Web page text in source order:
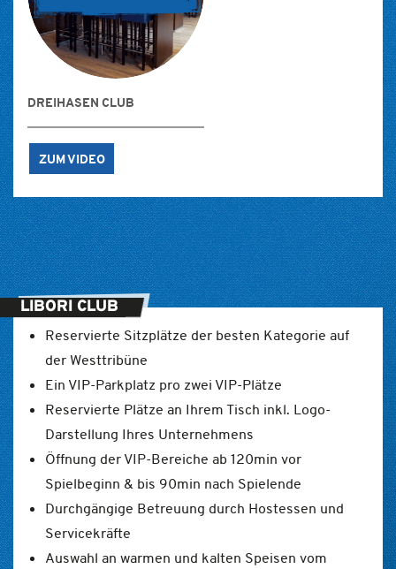
DREIHASEN CLUB
ZUM VIDEO
LIBORI CLUB
Reservierte Sitzplätze der besten Kategorie auf
der Westtribüne
Ein VIP-Parkplatz pro zwei VIP-Plätze
Reservierte Plätze an Ihrem Tisch inkl. Logo-
Darstellung Ihres Unternehmens
Öffnung der VIP-Bereiche ab 120min vor
Spielbeginn & bis 90min nach Spielende
Durchgängige Betreuung durch Hostessen und
Servicekräfte
Auswahl an warmen und kalten Speisen vom